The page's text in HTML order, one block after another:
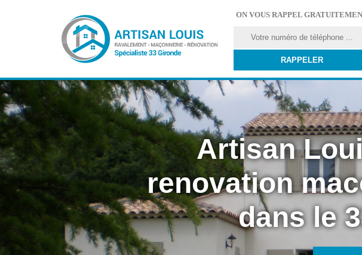
ON VOUS RAPPEL
Artisan
renovation
dans le